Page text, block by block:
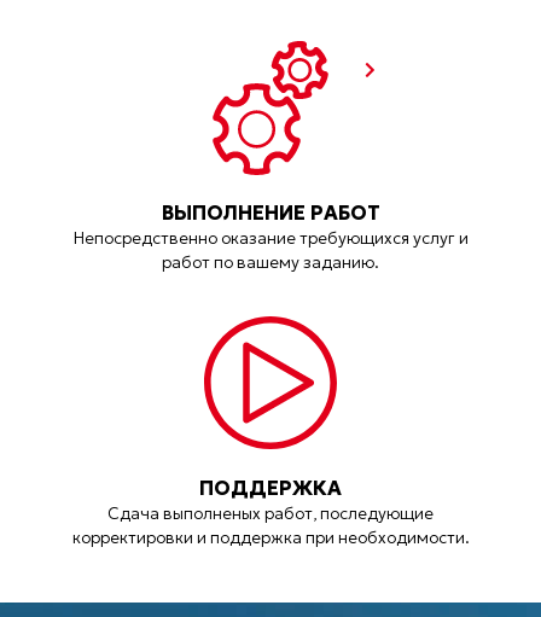
ВЫПОЛНЕНИЕ РАБОТ
Непосредственно оказание требующихся услуг и
работ по вашему заданию.
ПОДДЕРЖКА
Сдача выполненых работ, последующие
корректировки и поддержка при необходимости.